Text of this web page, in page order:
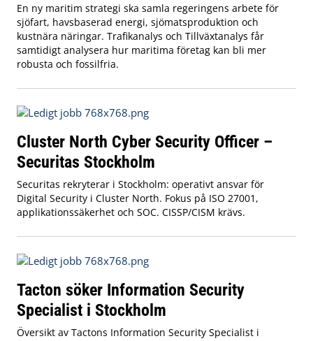
En ny maritim strategi ska samla regeringens arbete för
sjöfart, havsbaserad energi, sjömatsproduktion och
kustnära näringar. Trafikanalys och Tillväxtanalys får
samtidigt analysera hur maritima företag kan bli mer
robusta och fossilfria.
Cluster North Cyber Security Officer –
Securitas Stockholm
Securitas rekryterar i Stockholm: operativt ansvar för
Digital Security i Cluster North. Fokus på ISO 27001,
applikationssäkerhet och SOC. CISSP/CISM krävs.
Tacton söker Information Security
Specialist i Stockholm
Översikt av Tactons Information Security Specialist i